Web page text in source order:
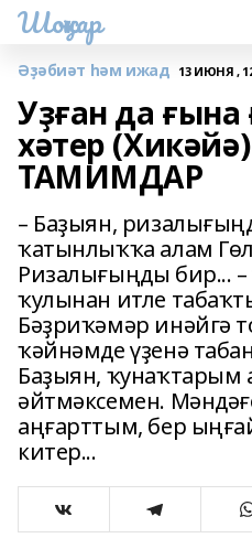
Шоңҡар
Әҙәбиәт һәм ижад 13 ИЮНЯ ,
Уҙған да ғына
хәтер
ТАМИМДАР
– Баҙыян,
ҡатынлыҡҡа алам
Ризалығыңды бир...
ҡулынан итле
Бәҙриҡәмәр инәйгә
ҡәйнәмде үҙенә
Баҙыян, ҡунаҡтарым
әйтмәксемен.
аңғарттым, бер
китер...